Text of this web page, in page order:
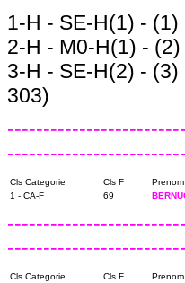
1-H - SE-H(1) - (1)
2-H - M0-H(1) - (2)
3-H - SE-H(2) - (3)
303)
Cls Categorie Cls F
1 - CA-F
69
Cls Categorie Cls F